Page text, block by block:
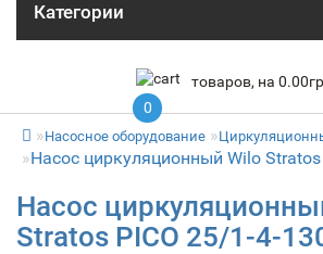
Категории
0
товаров, на
Насосное оборудование
Насос циркуляционный Wilo Stratos
Насос
Stratos PICO 25/1-4-